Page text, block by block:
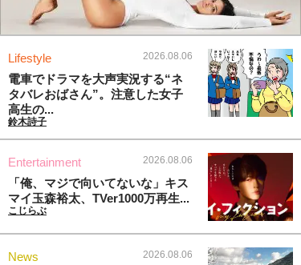
Lifestyle 2026.08.06
電車でドラマを大声実況する“ネ
タバレおばさん”。注意した女子
高生の...
鈴木詩子
Entertainment 2026.08.06
「俺、マジで向いてないな」キス
マイ玉森裕太、TVer1000万再生...
こじらぶ
News 2026.08.06